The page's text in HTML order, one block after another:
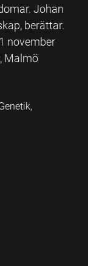
Johan
berättar.
november
Malmö